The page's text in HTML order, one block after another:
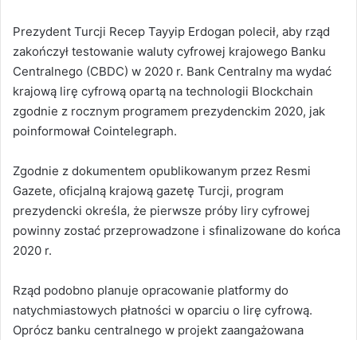
Prezydent Turcji Recep Tayyip Erdogan polecił, aby rząd
zakończył testowanie waluty cyfrowej krajowego Banku
Centralnego (CBDC) w 2020 r. Bank Centralny ma wydać
krajową lirę cyfrową opartą na technologii Blockchain
zgodnie z rocznym programem prezydenckim 2020, jak
poinformował Cointelegraph.
Zgodnie z dokumentem opublikowanym przez Resmi
Gazete, oficjalną krajową gazetę Turcji, program
prezydencki określa, że pierwsze próby liry cyfrowej
powinny zostać przeprowadzone i sfinalizowane do końca
2020 r.
Rząd podobno planuje opracowanie platformy do
natychmiastowych płatności w oparciu o lirę cyfrową.
Oprócz banku centralnego w projekt zaangażowana